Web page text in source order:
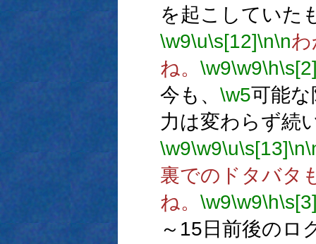
を起こしていた
\w9\u\s[12]\n\n
ね。 \w9\w9\h
今も、 \w5可能
力は変わらず続
\w9\w9\u\s[13]\n
裏でのドタバタ
ね。 \w9\w9\h
～15日前後のロ